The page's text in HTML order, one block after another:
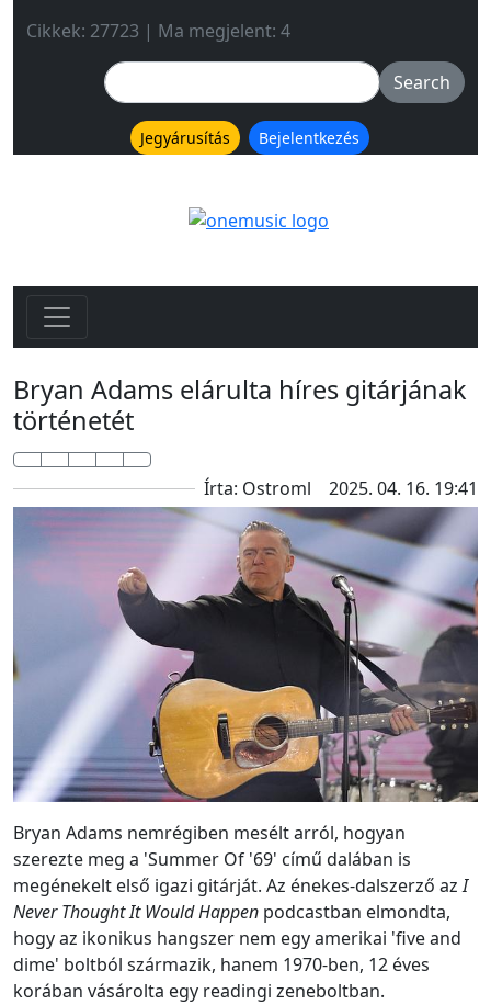
Cikkek: 27723 | Ma megjelent: 4
Jegyárusítás Bejelentkezés
Bryan Adams elárulta híres gitárjának
történetét
Írta: Ostroml 2025. 04. 16. 19:41
Bryan Adams nemrégiben mesélt arról, hogyan
szerezte meg a 'Summer Of '69' című dalában is
megénekelt első igazi gitárját. Az énekes-dalszerző azI
Never Thought It Would Happen podcastban elmondta,
hogy az ikonikus hangszer nem egy amerikai 'five and
dime' boltból származik, hanem 1970-ben, 12 éves
korában vásárolta egy readingi zeneboltban.